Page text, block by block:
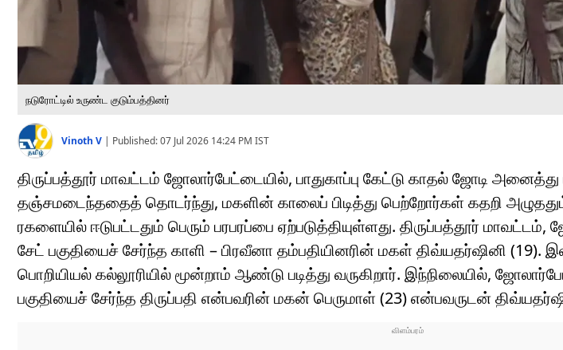
நடுரோட்டில் உருண்ட குடும்பத்தினர்
Vinoth V | Published:07 Jul 2026 14:24 PM IST
திருப்பத்தூர் மாவட்டம் ஜோலார்பேட்டையில், பாதுகாப்பு கேட்டு காதல் ஜோடி
தஞ்சமடைந்ததைத் தொடர்ந்து, மகளின் காலைப் பிடித்து பெற்றோர்கள் கதறி
ரகளையில் ஈடுபட்டதும் பெரும் பரபரப்பை ஏற்படுத்தியுள்ளது. திருப்பத்தூர் மாவட்டம்,
சேட் பகுதியைச் சேர்ந்த காளி – பிரவீனா தம்பதியினரின் மகள் திவ்யதர்ஷினி (19).
பொறியியல் கல்லூரியில் மூன்றாம் ஆண்டு படித்து வருகிறார். இந்நிலையில்,
பகுதியைச் சேர்ந்த திருப்பதி என்பவரின் மகன் பெருமாள் (23) என்பவருடன்